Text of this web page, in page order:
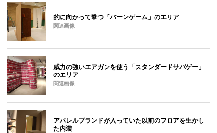
的に向かって撃つ「パーンゲーム」のエリア
関連画像
威力の強いエアガンを使う「スタンダードサバゲー」
のエリア
関連画像
アパレルブランドが入っていた以前のフロアを生かし
た内装